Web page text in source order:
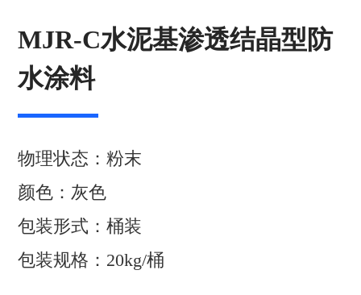
MJR-C水泥基渗透结晶型防
水涂料
物理状态：粉末
颜色：灰色
包装形式：桶装
包装规格：20kg/桶